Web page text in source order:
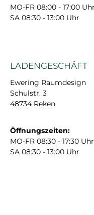
MO-FR 08:00 - 17:00 Uhr
SA 08:30 - 13:00 Uhr
LADENGESCHÄFT
Ewering Raumdesign
Schulstr. 3
48734 Reken
Öffnungszeiten:
MO-FR 08:30 - 17:30 Uhr
SA 08:30 - 13:00 Uhr